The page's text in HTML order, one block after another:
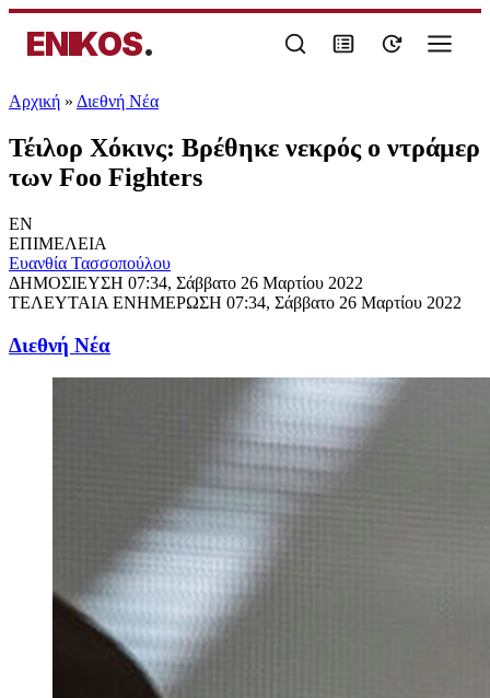
ENIKOS.
Αρχική » Διεθνή Νέα
Τέιλορ Χόκινς: Βρέθηκε νεκρός ο ντράμερ
των Foo Fighters
EN
ΕΠΙΜΕΛΕΙΑ
Ευανθία Τασσοπούλου
ΔΗΜΟΣΙΕΥΣΗ 07:34, Σάββατο 26 Μαρτίου 2022
ΤΕΛΕΥΤΑΙΑ ΕΝΗΜΕΡΩΣΗ 07:34, Σάββατο 26 Μαρτίου 2022
Διεθνή Νέα